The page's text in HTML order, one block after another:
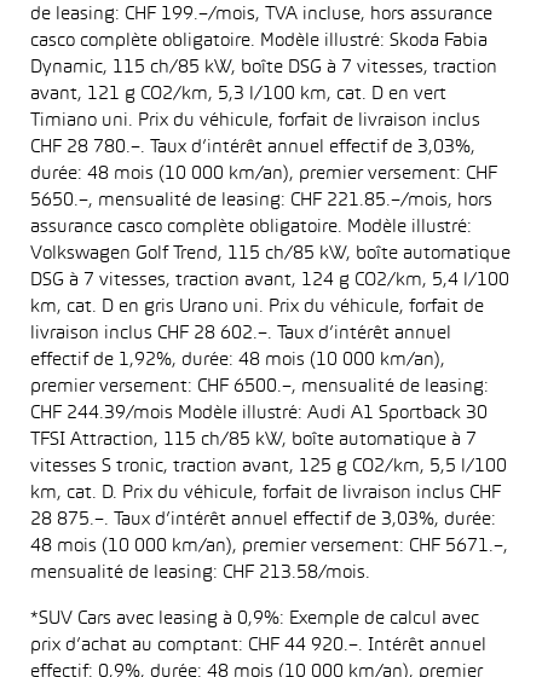
de leasing: CHF 199.–/mois, TVA incluse, hors assurance
casco complète obligatoire. Modèle illustré: Skoda Fabia
Dynamic, 115 ch/85 kW, boîte DSG à 7 vitesses, traction
avant, 121 g CO2/km, 5,3 l/100 km, cat. D en vert
Timiano uni. Prix du véhicule, forfait de livraison inclus
CHF 28 780.–. Taux d’intérêt annuel effectif de 3,03%,
durée: 48 mois (10 000 km/an), premier versement: CHF
5650.–, mensualité de leasing: CHF 221.85.–/mois, hors
assurance casco complète obligatoire. Modèle illustré:
Volkswagen Golf Trend, 115 ch/85 kW, boîte automatique
DSG à 7 vitesses, traction avant, 124 g CO2/km, 5,4 l/100
km, cat. D en gris Urano uni. Prix du véhicule, forfait de
livraison inclus CHF 28 602.–. Taux d’intérêt annuel
effectif de 1,92%, durée: 48 mois (10 000 km/an),
premier versement: CHF 6500.–, mensualité de leasing:
CHF 244.39/mois Modèle illustré: Audi A1 Sportback 30
TFSI Attraction, 115 ch/85 kW, boîte automatique à 7
vitesses S tronic, traction avant, 125 g CO2/km, 5,5 l/100
km, cat. D. Prix du véhicule, forfait de livraison inclus CHF
28 875.–. Taux d’intérêt annuel effectif de 3,03%, durée:
48 mois (10 000 km/an), premier versement: CHF 5671.–,
mensualité de leasing: CHF 213.58/mois.
*SUV Cars avec leasing à 0,9%: Exemple de calcul avec
prix d’achat au comptant: CHF 44 920.–. Intérêt annuel
effectif: 0,9%, durée: 48 mois (10 000 km/an), premier